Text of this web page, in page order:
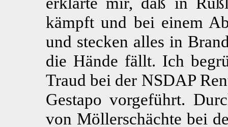
kämpft und bei einem
und stecken alles in
die Hände fällt. Ich
Traud bei der NSDAP
Gestapo vorgeführt.
von Möllerschächte bei